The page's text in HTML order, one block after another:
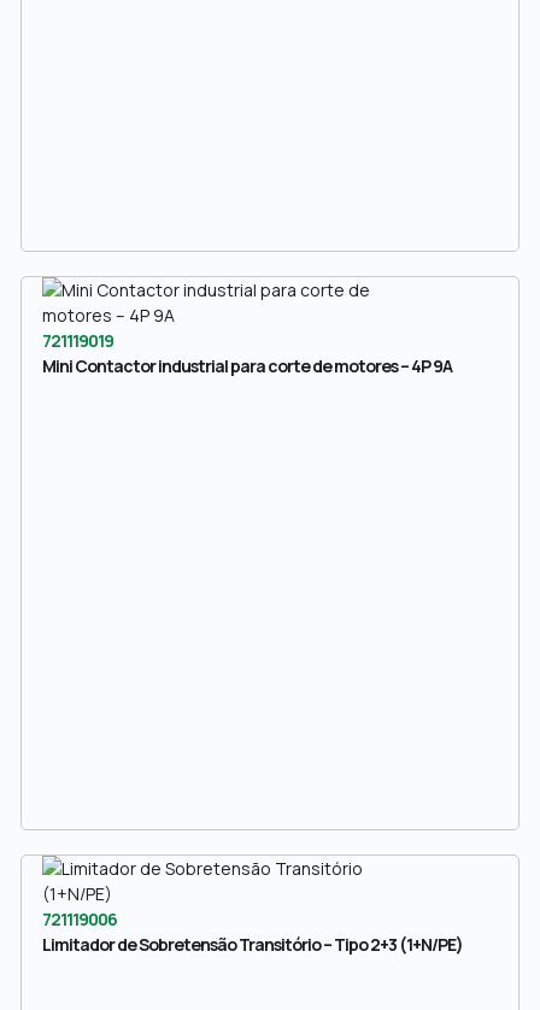
721119019
Mini Contactor industrial para corte de motores – 4P 9A
721119006
Limitador de Sobretensão Transitório – Tipo 2+3 (1+N/PE)